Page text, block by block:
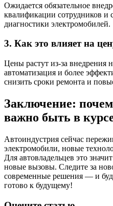
Ожидается обязательное
квалификации сотрудников и
диагностики электромобилей.
3. Как это влияет на
Цены растут из-за внедрения
автоматизация и более
снизить сроки ремонта и
Заключение:
важно быть в
Автоиндустрия сейчас
электромобили, новые
Для автовладельцев это
новые вызовы. Следите за
современные решения — и
готово к будущему!